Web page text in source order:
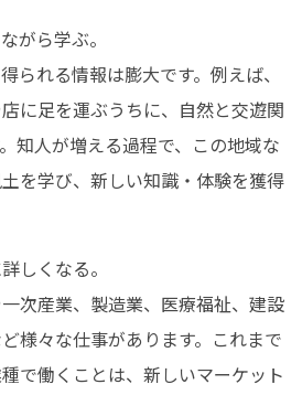
がら学ぶ。
られる情報は膨大です。例えば、
に足を運ぶうちに、自然と交遊関
知人が増える過程で、この地域な
を学び、新しい知識・体験を獲得
しくなる。
次産業、製造業、医療福祉、建設
様々な仕事があります。これまで
で働くことは、新しいマーケット